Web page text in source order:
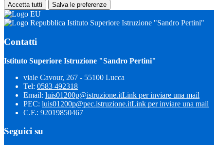
Accetta tutti Salva le preferenze
Istituto Superiore Istruzione "Sandro Pertini"
Contatti
Istituto Superiore Istruzione "Sandro Pertini"
viale Cavour, 267 - 55100 Lucca
Tel: 0583 492318
Email: luis01200p@istruzione.itLink per inviare una mail
PEC: luis01200p@pec.istruzione.itLink per inviare una mail
C.F.: 92019850467
Seguici su